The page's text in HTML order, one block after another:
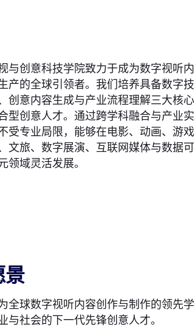
与创意科技学院致力于成为数字视听
产的全球引领者。我们培养具备数字
创意内容生成与产业流程理解三大核
型创意人才。通过跨学科融合与产业
受专业局限，能够在电影、动画、游
文旅、数字展演、互联网媒体与数据
领域灵活发展。
景
全球数字视听内容创作与制作的领先
与社会的下一代先锋创意人才。